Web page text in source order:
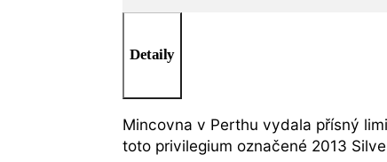
Detaily
Mincovna v Perthu vydala přísný
toto privilegium označené 2013